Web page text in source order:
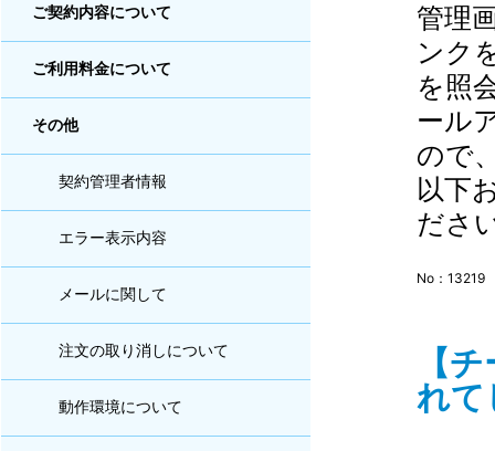
ご契約内容について
ご利用料金について
その他
契約管理者情報
エラー表示内容
メールに関して
注文の取り消しについて
動作環境について
管理
ンク
を照
ール
ので
以下
ださ
No：13219
【
れ